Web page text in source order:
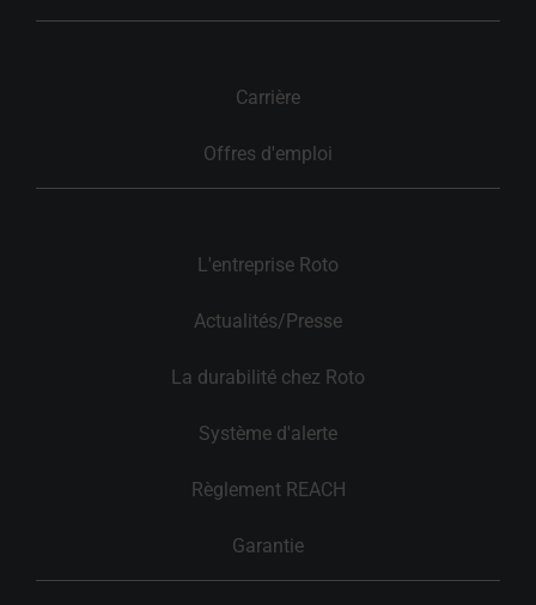
Carrière
Offres d'emploi
L'entreprise Roto
Actualités/Presse
La durabilité chez Roto
Système d'alerte
Règlement REACH
Garantie